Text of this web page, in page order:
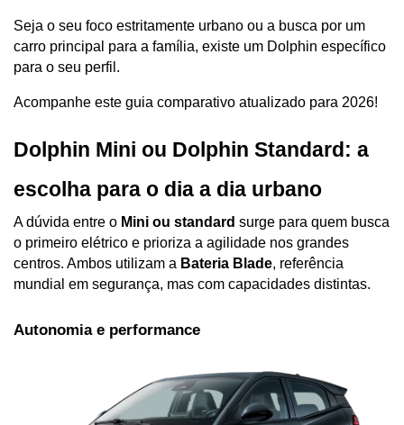
Seja o seu foco estritamente urbano ou a busca por um
carro principal para a família, existe um Dolphin específico
para o seu perfil.
Acompanhe este guia comparativo atualizado para 2026!
Dolphin Mini ou Dolphin Standard: a
escolha para o dia a dia urbano
A dúvida entre o Mini ou standard surge para quem busca
o primeiro elétrico e prioriza a agilidade nos grandes
centros. Ambos utilizam a Bateria Blade, referência
mundial em segurança, mas com capacidades distintas.
Autonomia e performance